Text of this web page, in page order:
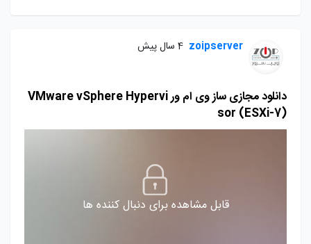
zoipserver 4 سال پیش
دانلود مجازی ساز وی ام ور VMware vSphere Hypervi
sor (ESXi-7)
قابل مشاهده برای دنبال کننده ها